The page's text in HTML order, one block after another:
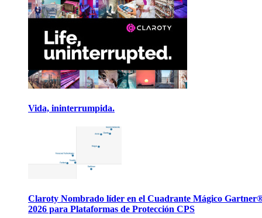
Vida, ininterrumpida.
Claroty Nombrado líder en el Cuadrante Mágico
2026 para Plataformas de Protección CPS